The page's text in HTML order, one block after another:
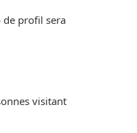
profil sera
visitant